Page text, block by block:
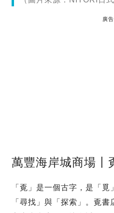
廣告
萬豐海岸城商場〡
「覔」是一個古字，是「
「尋找」與「探索」。覔